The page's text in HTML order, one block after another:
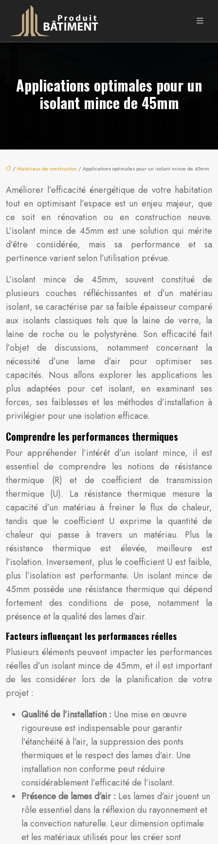
Applications optimales pour un
isolant mince de 45mm
/Matériaux de construction / Applications optimales pour un isolant mince de 45mm
Améliorer l’efficacité énergétique de votre habitation
tout en optimisant l’espace est un enjeu majeur, que
ce soit en rénovation ou en construction neuve.
L’isolant mince de 45mm est une solution qui mérite
d’être considérée, mais sa performance et sa
pertinence varient selon l’utilisation prévue.
L’isolant mince de 45mm, souvent constitué de
plusieurs couches réfléchissantes et d’un matériau
isolant, se caractérise par sa faible épaisseur comparé
aux isolants classiques tels que la laine de verre, la
laine de roche ou le polystyrène. Son efficacité fait
l’objet de discussions, notamment concernant la
nécessité d’une lame d’air pour optimiser ses
capacités. Nous allons explorer les applications les
plus adaptées pour cet isolant, en examinant ses
forces, ses faiblesses et les méthodes d’installation à
privilégier pour une isolation efficace.
Comprendre les performances thermiques
Pour appréhender l’intérêt d’un isolant mince, il est
essentiel de comprendre les notions de résistance
thermique (R) et de coefficient de transmission
thermique (U). La résistance thermique mesure la
capacité d’un matériau à freiner le flux de chaleur,
tandis que le coefficient U exprime la quantité de
chaleur qui passe à travers un matériau. Plus la
résistance thermique est élevée, meilleure est
l’isolation. Inversement, plus le coefficient U est faible,
plus l’isolation est performante. Un isolant mince de
45mm possède une résistance thermique qui dépend
fortement des conditions de pose, notamment la
présence et la qualité des lames d’air.
Facteurs influençant les performances réelles
Plusieurs éléments peuvent impacter les performances
réelles d’un isolant mince de 45mm, et il est important
de les considérer lors de la planification de votre
projet :
Qualité de l’installation : Une mise en œuvre
rigoureuse est indispensable pour garantir
l’étanchéité à l’air, la suppression des ponts
thermiques et le respect des lames d’air. Une
installation non conforme peut réduire
considérablement l’efficacité de l’isolant.
Présence de lames d’air : Les lames d’air jouent un
rôle essentiel dans la réflexion du rayonnement et
la convection naturelle. Leur dimension optimale
et les matériaux utilisés pour les créer sont